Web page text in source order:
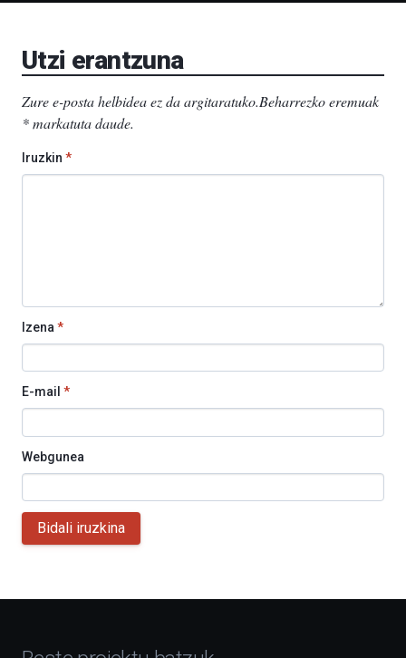
Utzi erantzuna
Zure e-posta helbidea ez da argitaratuko.Beharrezko eremuak
*markatuta daude.
Iruzkin *
Izena *
E-mail *
Webgunea
Bidali iruzkina